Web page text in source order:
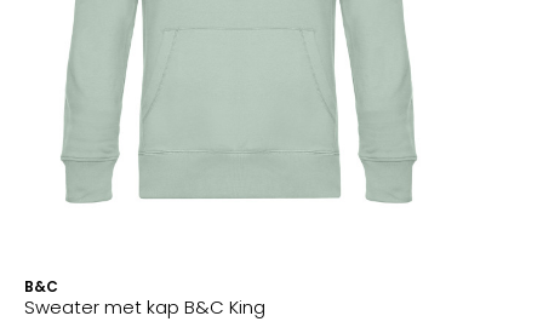
B&C
Sweater met kap B&C King